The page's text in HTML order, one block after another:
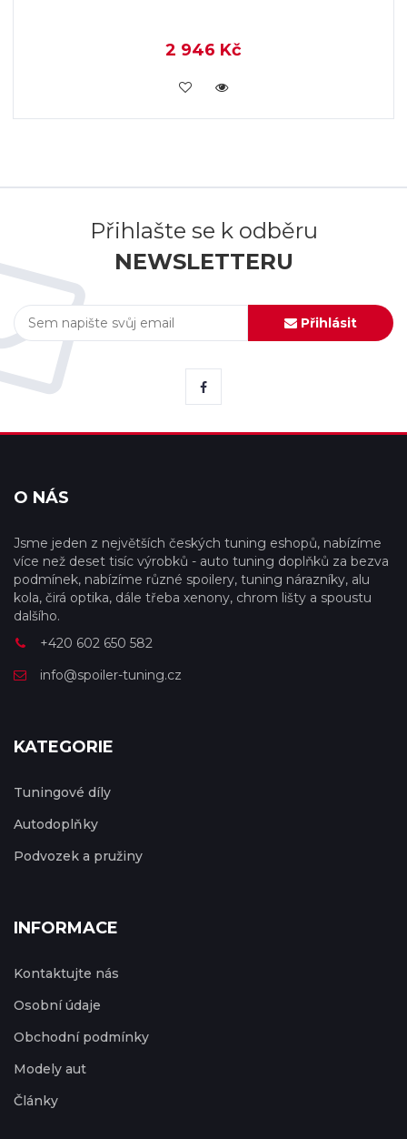
2 946 Kč
KOUPIT
Přihlašte se k odběru
NEWSLETTERU
Přihlásit
O NÁS
Jsme jeden z největších českých tuning eshopů, nabízíme
více než deset tisíc výrobků - auto tuning doplňků za bezva
podmínek, nabízíme různé spoilery, tuning nárazníky, alu
kola, čirá optika, dále třeba xenony, chrom lišty a spoustu
dalšího.
+420 602 650 582
info@spoiler-tuning.cz
KATEGORIE
Tuningové díly
Autodoplňky
Podvozek a pružiny
INFORMACE
Kontaktujte nás
Osobní údaje
Obchodní podmínky
Modely aut
Články